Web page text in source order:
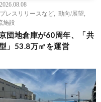
2026.08.08
プレスリリースなど
動向/展望
施設
団地倉庫が60周年、「共
」53.8万㎡を運営